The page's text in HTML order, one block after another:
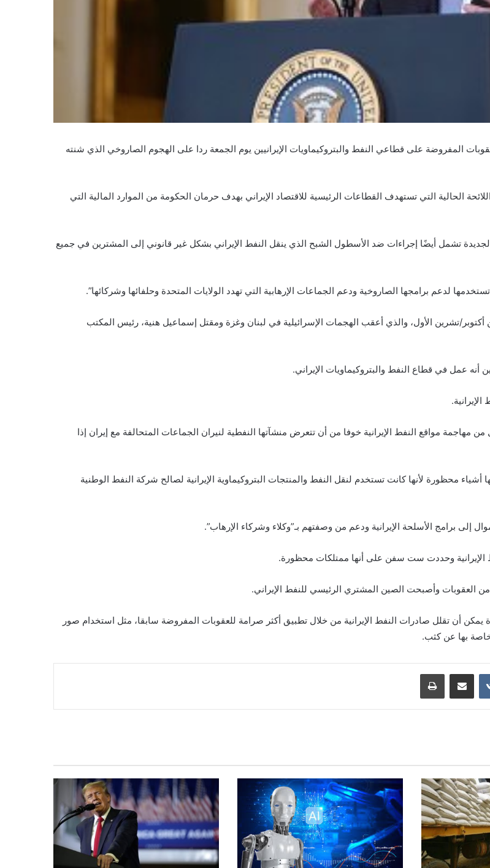
المفروضة على قطاعي النفط والبتروكيماويات الإيرانيين يوم الجمعة ردا على الهجوم الصاروخي الذي شنته
الحالية التي تستهدف القطاعات الرئيسية للاقتصاد الإيراني بهدف حرمان الحكومة من الموارد المالية التي
تشمل أيضًا إجراءات ضد الأسطول الشبح الذي ينقل النفط الإيراني بشكل غير قانوني إلى المشترين في جميع
لدعم برامجها الصاروخية ودعم الجماعات الإرهابية التي تهدد الولايات المتحدة وحلفائها وشركائها”.
تشرين الأول، والذي أعقب الهجمات الإسرائيلية في لبنان وغزة ومقتل إسماعيل هنية، رئيس المكتب
عمل في قطاع النفط والبتروكيماويات الإيراني.
مواقع النفط الإيرانية خوفا من أن تتعرض منشآتها النفطية لنيران الجماعات المتحالفة مع إيران إذا
إن الوزارة صنفت أيضًا 16 شركة و17 سفينة على أنها أشياء محظورة لأنها كانت تستخدم لنقل النفط والمنتجات البتروكيماوية الإيرانية لصالح شركة النفط الوطنية
إلى برامج الأسلحة الإيرانية ودعم من وصفتهم بـ”وكلاء وشركاء الإرهاب”.
وحددت ست سفن على أنها ممتلكات محظورة.
العقوبات وأصبحت الصين المشتري الرئيسي للنفط الإيراني.
أن تقلل صادرات النفط الإيرانية من خلال تطبيق أكثر صرامة للعقوبات المفروضة سابقا، مثل استخدام صور
بها عن كثب.
مشاركة عبر البريد طباعة